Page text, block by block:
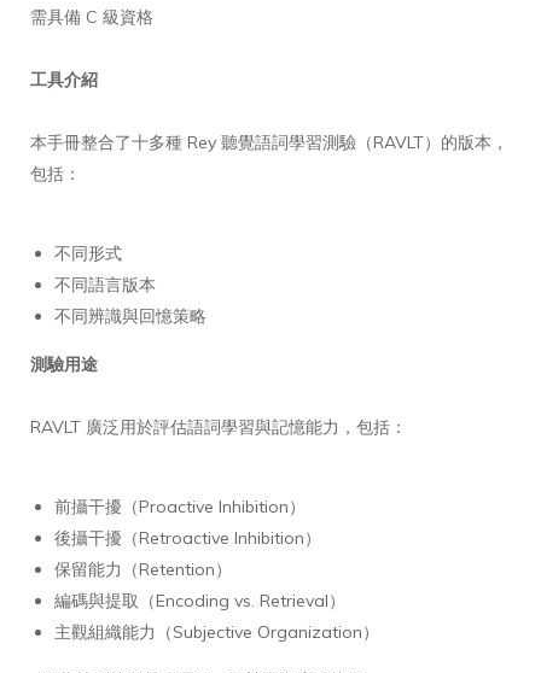
需具備 C 級資格
工具介紹
本手冊整合了十多種 Rey 聽覺語詞學習測驗（RAVLT）的版本，
包括：
不同形式
不同語言版本
不同辨識與回憶策略
測驗用途
RAVLT 廣泛用於評估語詞學習與記憶能力，包括：
前攝干擾（Proactive Inhibition）
後攝干擾（Retroactive Inhibition）
保留能力（Retention）
編碼與提取（Encoding vs. Retrieval）
主觀組織能力（Subjective Organization）